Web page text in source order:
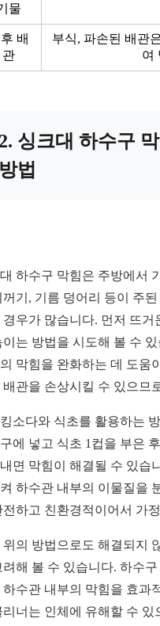
물
배
관
부식, 파손된 배관
여
싱크대 하수구
법
하수구 막힘은 주방에서
꺼기, 기름 덩어리 등이 주
경우가 많습니다. 먼저 뜨
이는 방법을 시도해 볼 수
막힘을 완화하는 데 도움
배관을 손상시킬 수 있으므
소다와 식초를 활용하는
에 넣고 식초 1컵을 부은
면 막힘이 해결될 수 있습
하수관 내부의 이물질을
전하고 친환경적이어서 가
위의 방법으로도 해결되지
려해 볼 수 있습니다. 하수
하수관 내부의 막힘을 효과
리너는 인체에 유해할 수